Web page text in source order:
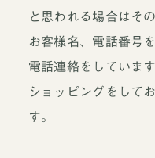
と思われる場合はそ
お客様名、電話番号
電話連絡をしていま
ショッピングをして
す。